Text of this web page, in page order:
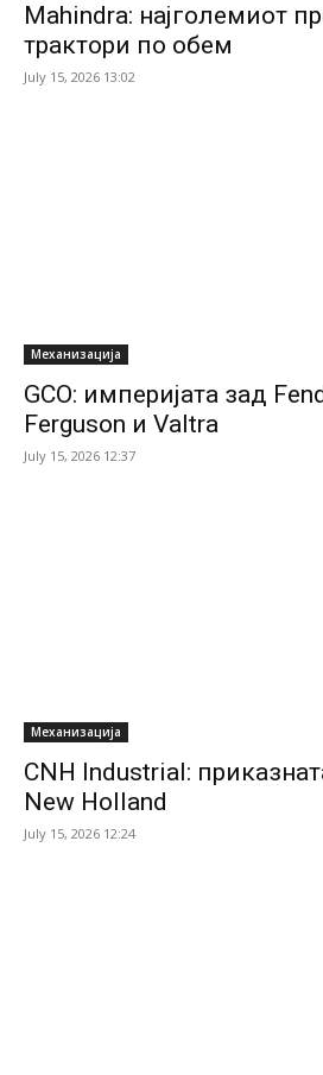
Mahindra: најголемиот
трактори по обем
July 15, 2026 13:02
Механизација
GCO: империјата зад
Ferguson и Valtra
July 15, 2026 12:37
Механизација
CNH Industrial:
New Holland
July 15, 2026 12:24